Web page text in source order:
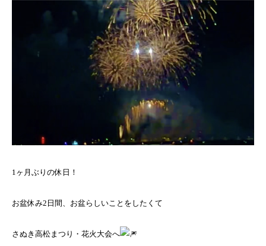
1ヶ月ぶりの休日！
お盆休み2日間、お盆らしいことをしたくて
さぬき高松まつり・花火大会へ